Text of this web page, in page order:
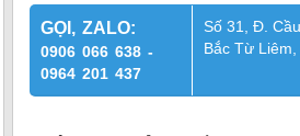
GỌI, ZALO:
0906 066 638 -
0964 201 437
Số 31, Đ.
Bắc Từ